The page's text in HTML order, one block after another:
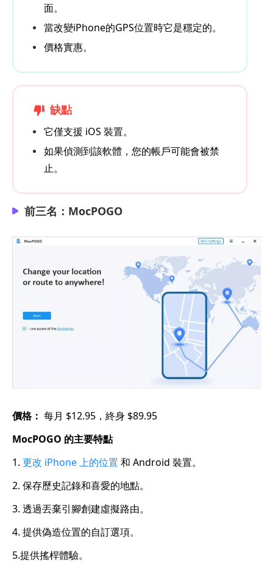
面。
當改變iPhone的GPS位置時它是穩定的。
價格實惠。
缺點
它僅支援 iOS 裝置。
如果偵測到該軟體，您的帳戶可能會被禁
止。
前三名：MocPOGO
價格： 每月 $12.95，終身 $89.95
MocPOGO 的主要特點
1. 更改 iPhone 上的位置 和 Android 裝置。
2. 保存歷史記錄和喜愛的地點。
3. 透過丟棄引腳創建虛擬路由。
4. 提供偽造位置的自訂選項。
5.提供搖桿體驗。